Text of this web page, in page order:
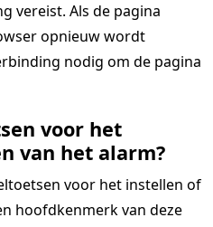
vereist. Als de pagina
opnieuw wordt
nodig om de pagina
voor het
van het alarm?
voor het instellen of
hoofdkenmerk van deze